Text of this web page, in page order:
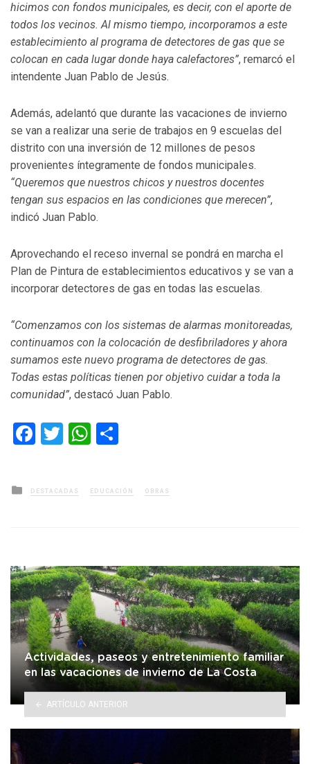
hicimos con fondos municipales, es decir, con el aporte de
todos los vecinos. Al mismo tiempo, incorporamos a este
establecimiento al programa de detectores de gas que se
colocan en cada lugar donde haya calefactores”, remarcó el
intendente Juan Pablo de Jesús.
Además, adelantó que durante las vacaciones de invierno
se van a realizar una serie de trabajos en 9 escuelas del
distrito con una inversión de 12 millones de pesos
provenientes íntegramente de fondos municipales.
“Queremos que nuestros chicos y nuestros docentes
tengan sus espacios en las condiciones que merecen”,
indicó Juan Pablo.
Aprovechando el receso invernal se pondrá en marcha el
Plan de Pintura de establecimientos educativos y se van a
incorporar detectores de gas en todas las escuelas.
“Comenzamos con los sistemas de alarmas monitoreadas,
continuamos con la colocación de desfibriladores y ahora
sumamos este nuevo programa de detectores de gas.
Todas estas políticas tienen por objetivo cuidar a toda la
comunidad”, destacó Juan Pablo.
Facebook
TwitterWhatsApp
Posted
in
DESTACADAS EDUCACIÓN OBRAS
Actividades, paseos y entretenimiento familiar
en las vacaciones de invierno de La Costa
ARTÍCULO ANTERIOR